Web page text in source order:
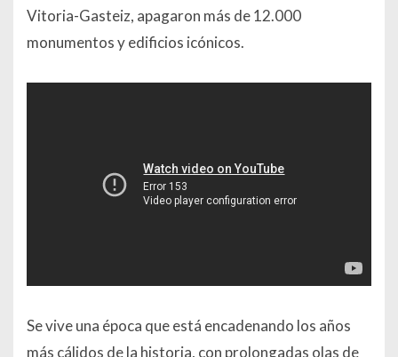
Vitoria-Gasteiz, apagaron más de 12.000
monumentos y edificios icónicos.
Se vive una época que está encadenando los años
más cálidos de la historia, con prolongadas olas de